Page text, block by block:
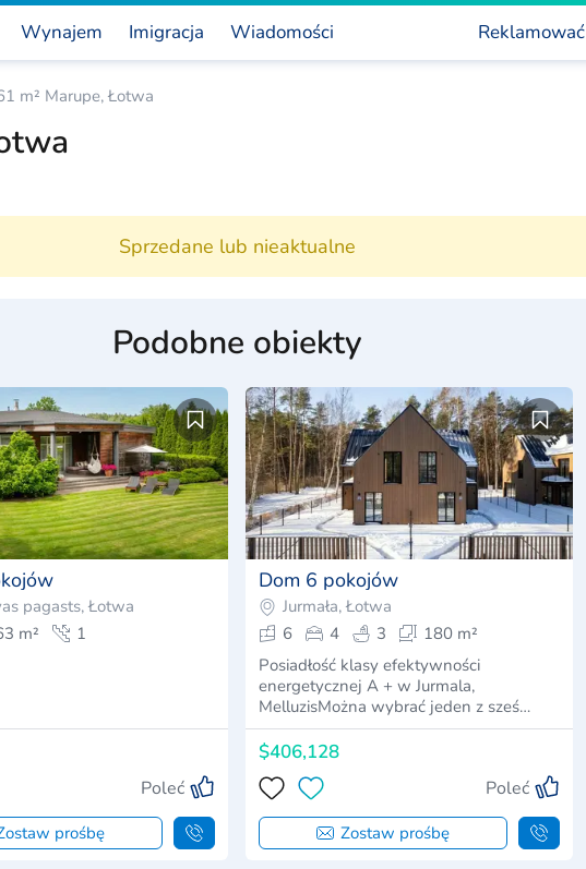
Reklamować
Wynajem Imigracja Wiadomości
m² Marupe, Łotwa
Sprzedane lub nieaktualne
Podobne obiekty
pagasts, Łotwa
m² 1
Poleć
prośbę
Dom 6 pokojów
Jurmała, Łotwa
6
4 3
180 m²
Posiadłość klasy efektywności
energetycznej A + w Jurmala,
MelluzisMożna wybrać jeden z sześ…
$406,128
Poleć
Zostaw prośbę